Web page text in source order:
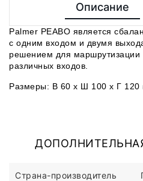
Описание
Palmer PEABO является
с одним входом и двумя
решением для маршрутизации
различных входов.
Размеры: В 60 x Ш 100 x Г 120
Страна-производитель